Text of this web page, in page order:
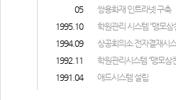
05
쌍용화재 인트라넷 구축
1995.10
학원관리 시스템 “맹모
1994.09
상공회의소 전자결재시
1992.11
학원관리시스템 “맹모삼
1991.04
애드시스템 설립